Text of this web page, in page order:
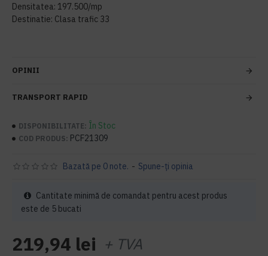
Densitatea: 197.500/mp
Destinatie: Clasa trafic 33
OPINII
TRANSPORT RAPID
DISPONIBILITATE: În Stoc
COD PRODUS: PCF21309
Bazată pe 0 note. - Spune-ţi opinia
219,94 lei + TVA
Cantitate minimă de comandat pentru acest produs
este de 5 bucati